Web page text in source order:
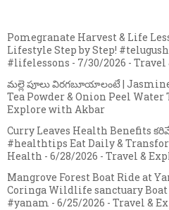
Pomegranate Harvest & Life
Lifestyle Step by Step!
#lifelessons - 7/30/2026 -
మల్లె పూలు విరగబూయాలంటే |
Tea Powder & Onion Peel Water
Explore with Akbar
Curry Leaves Health Benefits
#healthtips Eat Daily &
Health - 6/28/2026 - Travel &
Mangrove Forest Boat Ride at
Coringa Wildlife sanctuary Boat
#yanam - 6/25/2026 - Travel &